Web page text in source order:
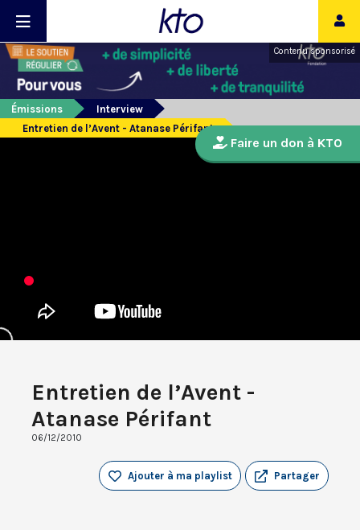
Contenu sponsorisé
Émissions
Interview
Entretien de l’Avent - Atanase Périfant
Entretien de l’Avent -
Atanase Périfant
06/12/2010
Partager
Ajouter à ma playlist
Faire un don à KTO